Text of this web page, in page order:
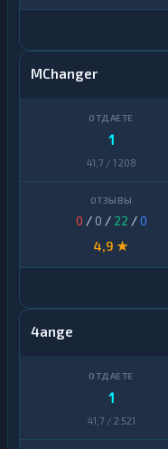
MChanger
1
41,7 / 1 208
0 / 0 / 22 /0
4,9 ★
4ange
1
41,7 / 2 521